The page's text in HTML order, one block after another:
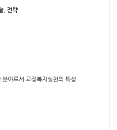
, 전략
야로서 교정복지실천의 특성